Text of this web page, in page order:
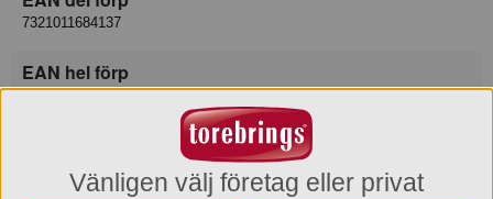
7321011684137
EAN hel förp
7321031684131
Vänligen välj företag eller privat